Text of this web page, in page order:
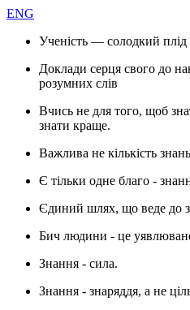
ENG
Ученість — солодкий плід
Доклади серця свого до
розумних слів
Вчись не для того, щоб
знати краще.
Важлива не кількість
Є тільки одне благо -
Єдиний шлях, що веде до
Бич людини - це
Знання - сила.
Знання - знаряддя, а не